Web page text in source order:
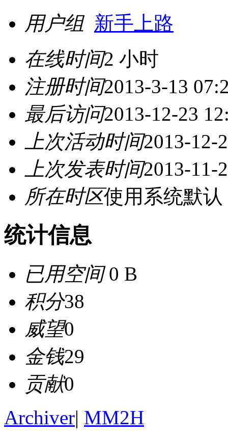
用户组 新手上路
在线时间2 小时
注册时间2013-3-13
最后访问2013-12-23
上次活动时间2013-12-
上次发表时间2013-11-
所在时区使用系统默认
统计信息
已用空间0 B
积分38
威望0
金钱29
贡献0
Archiver| MM2H